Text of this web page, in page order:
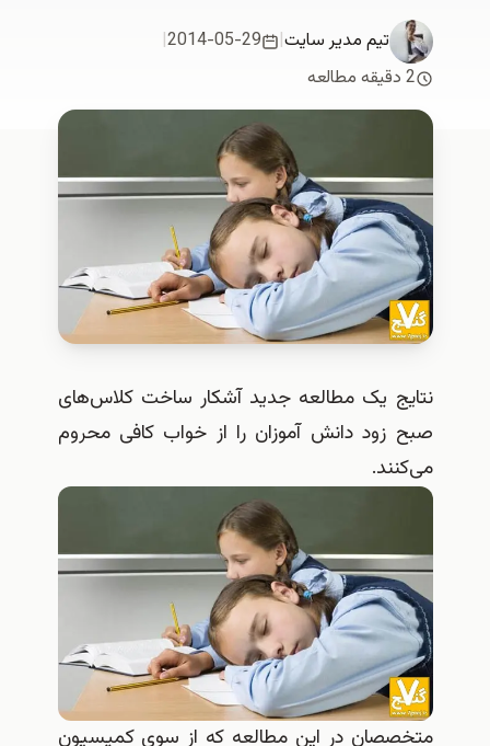
تیم مدیر سایت|
2014-05-29
|
2 دقیقه مطالعه
نتایج یک مطالعه جدید آشکار ساخت کلاس‌های
صبح زود دانش آموزان را از خواب کافی محروم
می‌کنند.
متخصصان در این مطالعه که از سوی کمیسیون